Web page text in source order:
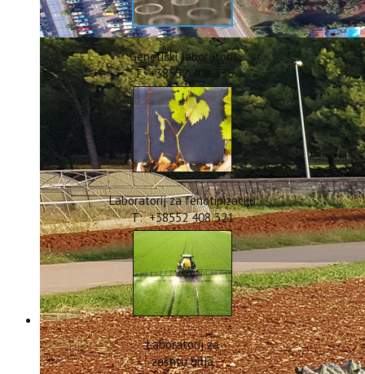
Genetički laboratorij
T: +38552 408 336
Laboratorij za fenotipizaciju
T: +38552 408 321
Laboratorij za
zaštitu bilja